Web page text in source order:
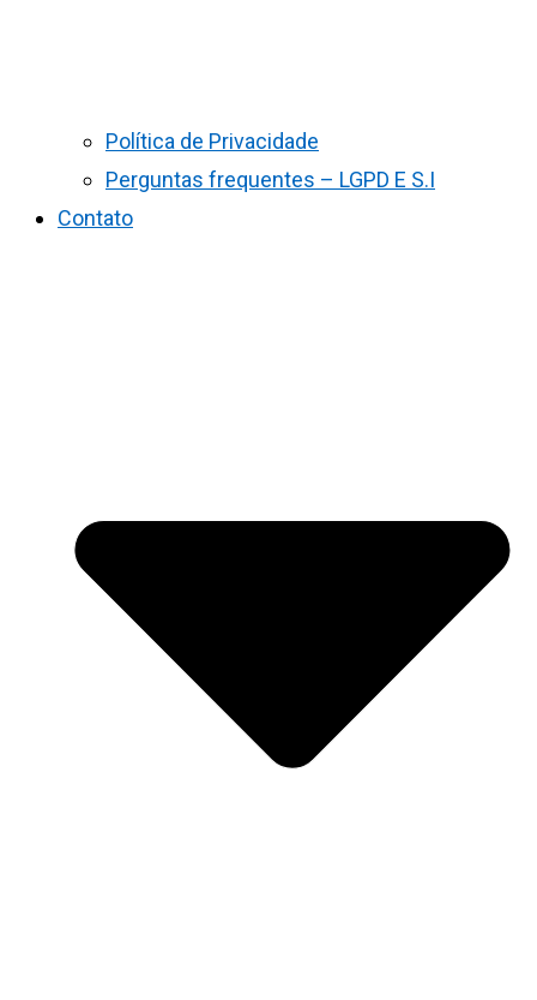
Política de Privacidade
Perguntas frequentes – LGPD E S.I
Contato